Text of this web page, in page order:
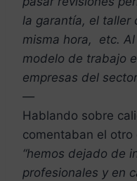
la garantía, el taller
misma hora, etc. Al
modelo de trabajo
empresas del
—
Hablando sobre
comentaban el otro
“hemos dejado de
profesionales y en